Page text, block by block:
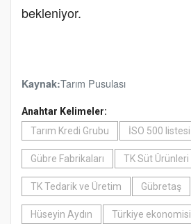
bekleniyor.
Kaynak:Tarım Pusulası
Anahtar Kelimeler:
Tarım Kredi Grubu
İSO 500 listesi
Gübre Fabrikaları TK Süt Ürünleri
TK Tedarik ve Üretim Gübretaş
Hüseyin Aydın Türkiye ekonomisi